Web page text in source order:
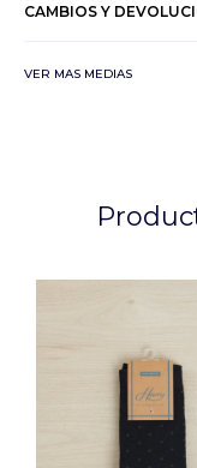
CAMBIOS Y
VER MAS MEDIAS